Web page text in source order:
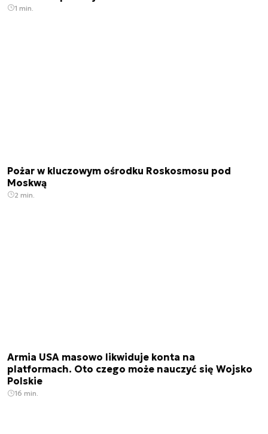
1 min.
Pożar w kluczowym ośrodku Roskosmosu pod
Moskwą
2 min.
Armia USA masowo likwiduje konta na
platformach. Oto czego może nauczyć się Wojsko
Polskie
16 min.